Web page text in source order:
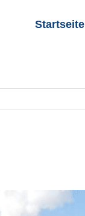
Startseite